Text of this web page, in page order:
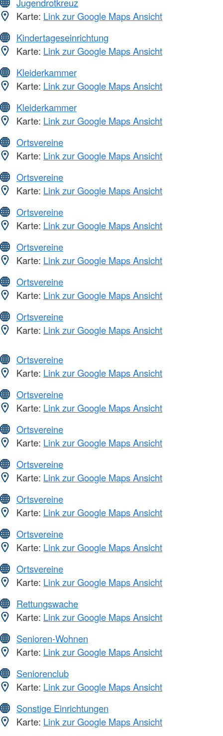
Jugendrotkreuz
Karte: Link zur Google Maps Ansicht
Kindertageseinrichtung
Karte: Link zur Google Maps Ansicht
Kleiderkammer
Karte: Link zur Google Maps Ansicht
Kleiderkammer
Karte: Link zur Google Maps Ansicht
Ortsvereine
Karte: Link zur Google Maps Ansicht
Ortsvereine
Karte: Link zur Google Maps Ansicht
Ortsvereine
Karte: Link zur Google Maps Ansicht
Ortsvereine
Karte: Link zur Google Maps Ansicht
Ortsvereine
Karte: Link zur Google Maps Ansicht
Ortsvereine
Karte: Link zur Google Maps Ansicht
Ortsvereine
Karte: Link zur Google Maps Ansicht
Ortsvereine
Karte: Link zur Google Maps Ansicht
Ortsvereine
Karte: Link zur Google Maps Ansicht
Ortsvereine
Karte: Link zur Google Maps Ansicht
Ortsvereine
Karte: Link zur Google Maps Ansicht
Ortsvereine
Karte: Link zur Google Maps Ansicht
Ortsvereine
Karte: Link zur Google Maps Ansicht
Rettungswache
Karte: Link zur Google Maps Ansicht
Senioren-Wohnen
Karte: Link zur Google Maps Ansicht
Seniorenclub
Karte: Link zur Google Maps Ansicht
Sonstige Einrichtungen
Karte: Link zur Google Maps Ansicht